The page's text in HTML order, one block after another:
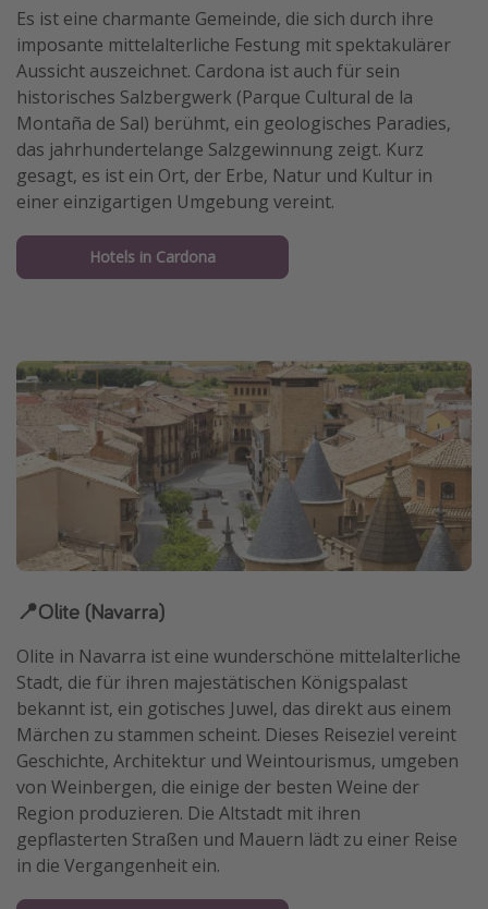
Bahnreisen in der Schweiz
Reisepassfreie Reiseziele
Travel Know How
Silvesterreisen
Last Minute Urlaub Mallorca
Last Minute Urlaub Deutschland
Es ist eine charmante Gemeinde, die sich durch ihre
imposante mittelalterliche Festung mit spektakulärer
Aussicht auszeichnet. Cardona ist auch für sein
historisches Salzbergwerk (Parque Cultural de la
Montaña de Sal) berühmt, ein geologisches Paradies,
das jahrhundertelange Salzgewinnung zeigt. Kurz
gesagt, es ist ein Ort, der Erbe, Natur und Kultur in
einer einzigartigen Umgebung vereint.
Hotels in Cardona
📍Olite (Navarra)
Olite in Navarra ist eine wunderschöne mittelalterliche
Stadt, die für ihren majestätischen Königspalast
bekannt ist, ein gotisches Juwel, das direkt aus einem
Märchen zu stammen scheint. Dieses Reiseziel vereint
Geschichte, Architektur und Weintourismus, umgeben
von Weinbergen, die einige der besten Weine der
Region produzieren. Die Altstadt mit ihren
gepflasterten Straßen und Mauern lädt zu einer Reise
in die Vergangenheit ein.